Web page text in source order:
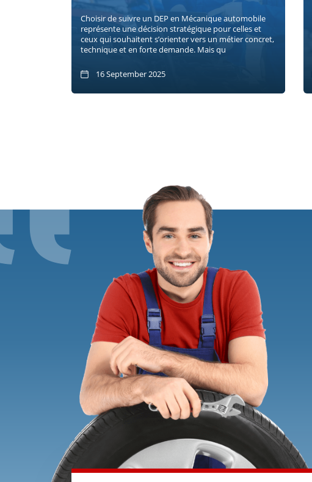
Choisir de suivre un DEP en Mécanique automobile
représente une décision stratégique pour celles et
ceux qui souhaitent s’orienter vers un métier concret,
technique et en forte demande. Mais qu
16 September 2025